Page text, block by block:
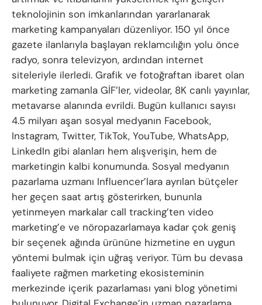
teknolojinin son imkanlarından yararlanarak
marketing kampanyaları düzenliyor. 150 yıl önce
gazete ilanlarıyla başlayan reklamcılığın yolu önce
radyo, sonra televizyon, ardından internet
siteleriyle ilerledi. Grafik ve fotoğraftan ibaret olan
marketing zamanla GİF’ler, videolar, 8K canlı yayınlar,
metavarse alanında evrildi. Bugün kullanıcı sayısı
4.5 milyarı aşan sosyal medyanın Facebook,
Instagram, Twitter, TikTok, YouTube, WhatsApp,
LinkedIn gibi alanları hem alışverişin, hem de
marketingin kalbi konumunda. Sosyal medyanın
pazarlama uzmanı Influencer’lara ayrılan bütçeler
her geçen saat artış gösterirken, bununla
yetinmeyen markalar call tracking’ten video
marketing’e ve nöropazarlamaya kadar çok geniş
bir seçenek ağında ürününe hizmetine en uygun
yöntemi bulmak için uğraş veriyor. Tüm bu devasa
faaliyete rağmen marketing ekosisteminin
merkezinde içerik pazarlaması yani blog yönetimi